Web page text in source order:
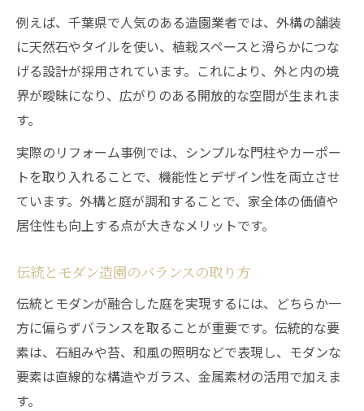
例えば、千葉県で人気のある造園業者では、外構の舗装
に天然石やタイルを使い、植栽スペースと滑らかにつな
げる設計が採用されています。これにより、外と内の境
界が曖昧になり、広がりのある開放的な空間が生まれま
す。
実際のリフォーム事例では、シンプルな門柱やカーポー
トを取り入れることで、機能性とデザイン性を両立させ
ています。外構と庭が調和することで、家全体の価値や
居住性も向上する点が大きなメリットです。
伝統とモダン造園のバランスの取り方
伝統とモダンが融合した庭を実現するには、どちらか一
方に偏らずバランスを取ることが重要です。伝統的な要
素は、石組みや苔、和風の照明などで表現し、モダンな
要素は直線的な構造やガラス、金属素材の活用で加えま
す。